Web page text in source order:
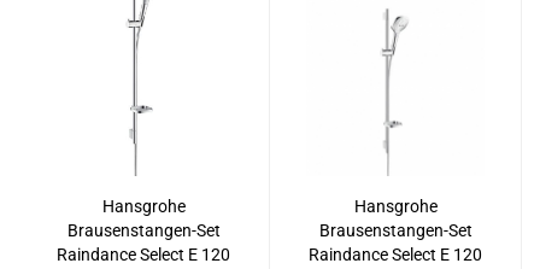
Hans­gro­he
Brausenstangen-​​Set
Raindance Select E 120
Hans­gro­he
Brausenstangen-​​Set
Raindance Select E 120